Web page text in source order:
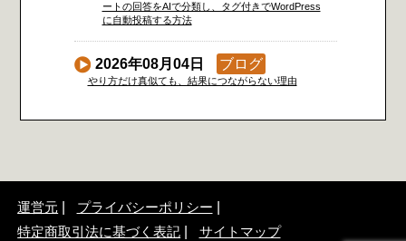
ートの回答をAIで分類し、タグ付きでWordPress
に自動投稿する方法
2026年08月04日 ブログ
やり方だけ真似ても、結果につながらない理由
運営元
プライバシーポリシー
特定商取引法に基づく表記
サイトマップ